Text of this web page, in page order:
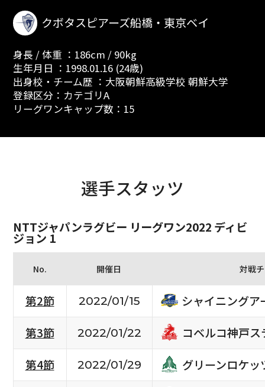
クボタスピアーズ船橋・東京ベイ
身長 / 体重 ：186cm / 90kg
生年月日 ：1998.01.16 (24歳)
出身校・チーム歴 ：大阪朝鮮高級学校 朝鮮大学
登録区分：カテゴリA
リーグワンキャップ数：15
選手スタッツ
NTTジャパンラグビー リーグワン2022 ディビ
ジョン 1
No. 開催日 対戦
第2節 2022/01/15
シャイニング
第3節
2022/01/22
コベルコ神戸
第4節
2022/01/29
グリーンロケッ